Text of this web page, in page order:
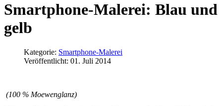
Smartphone-Malerei: Blau und
gelb
Kategorie: Smartphone-Malerei
Veröffentlicht: 01. Juli 2014
(100 % Moewenglanz)